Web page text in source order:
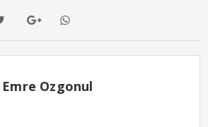
Emre Ozgonul